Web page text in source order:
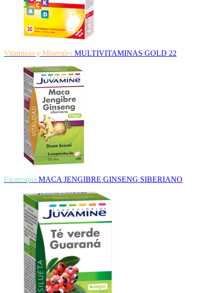
Vitaminas y Minerales MULTIVITAMINAS GOLD 22
Fitoterapia MACA JENGIBRE GINSENG SIBERIANO